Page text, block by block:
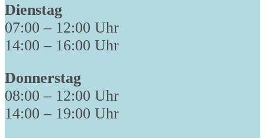
Dienstag
07:00 – 12:00 Uhr
14:00 – 16:00 Uhr
Donnerstag
08:00 – 12:00 Uhr
14:00 – 19:00 Uhr